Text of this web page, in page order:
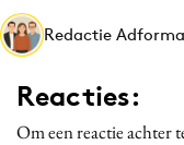
PR
Programmatic
Purpose Marketing
Reputatie & crisis
Redactie
Reacties:
Om een reactie achter